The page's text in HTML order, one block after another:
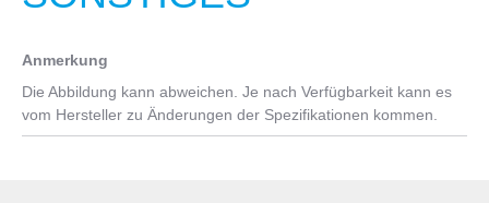
Anmerkung
Die Abbildung kann abweichen. Je nach Verfügbarkeit kann es
vom Hersteller zu Änderungen der Spezifikationen kommen.